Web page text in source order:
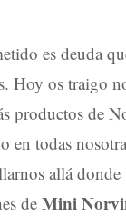
es deuda
Hoy os traigo
productos de
en todas
allá donde
de Mini